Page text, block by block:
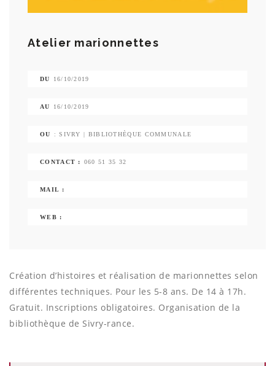
Atelier marionnettes
DU 16/10/2019
AU 16/10/2019
OU : SIVRY | BIBLIOTHÈQUE COMMUNALE
CONTACT : 060 51 35 32
MAIL :
WEB :
Création d’histoires et réalisation de marionnettes selon
différentes techniques. Pour les 5-8 ans. De 14 à 17h.
Gratuit. Inscriptions obligatoires. Organisation de la
bibliothèque de Sivry-rance.